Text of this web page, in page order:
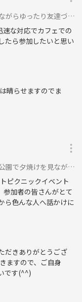
の社会人サークル20代〜30代限定）に参加
な対応でカフェでの
たら参加したいと思い
晴らせますのでま
（東京での20代〜30代限定社会人サークル）に参加
ピクニックイベント
加者の皆さんがとて
ら色んな人へ話かけに
だきありがとうござ
ますので、ご自身
です(^^)